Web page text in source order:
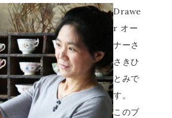
Drawe
r オー
ナーさ
さきひ
とみで
す。
このブ